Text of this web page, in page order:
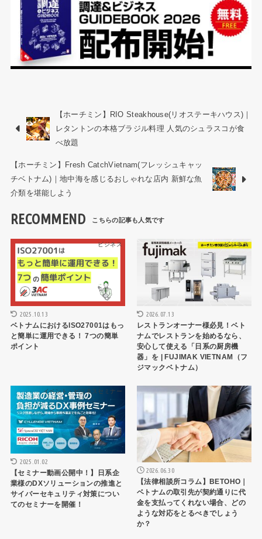
【ホーチミン】RIO Steakhouse(リオステーキハウス)｜
レタントンの本格ブラジル料理 人気のシュラスコが食
べ放題
【ホーチミン】Fresh CatchVietnam(フレッシュキャッ
チベトナム)｜地中海を感じるおしゃれな店内 新鮮な魚
介類を堪能しよう
RECOMMEND
ビジネス
2025.10.13
ベトナムにおけるISO27001はもっ
と簡単に運用できる！ 7つの簡単
ポイント
ビジネス
2026.07.13
レストランオーナー様必見！ベト
ナムでレストランを始めるなら、
安心して使える「日系の厨房機
器」を | FUJIMAK VIETNAM（フ
ジマックベトナム）
イベント・ビジネスセミナー
2025.01.02
【セミナー動画公開中！】日系企
業様のDXソリューションの推進と
サイバーセキュリティ対策につい
てのセミナーを開催！
ビジネス
2026.06.30
【法律相談所コラム】BETOHO｜
ベトナムの取引先が契約通りに代
金を支払ってくれない場合、どの
ような対応をとるべきでしょう
か？